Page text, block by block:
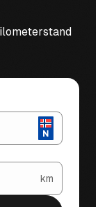
km